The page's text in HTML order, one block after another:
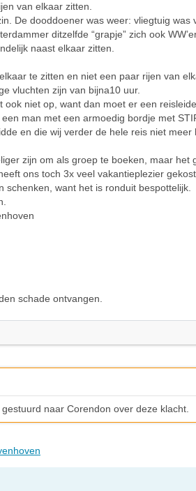
van elkaar zitten.
De dooddoener was weer: vliegtuig was
ditzelfde “grapje” zich ook
naast elkaar zitten.
te zitten en niet een paar rijen van
vluchten zijn van bijna10 uur.
niet op, want dan moet er een
man met een armoedig bordje met
en die wij verder de hele reis niet meer
zijn om als groep te boeken, maar het
ons toch 3x veel vakantieplezier
want het is ronduit bespottelijk.
schade ontvangen.
naar Corendon over deze klacht.